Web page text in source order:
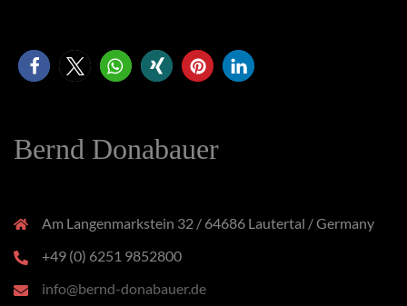
Bernd Donabauer
Am Langenmarkstein 32 / 64686 Lautertal / Germany
+49 (0) 6251 9852800
info@bernd-donabauer.de